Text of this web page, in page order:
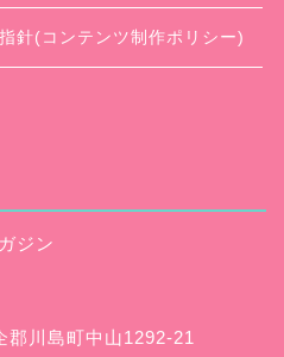
針(コンテンツ制作ポリシー)
ジン
川島町中山1292-21